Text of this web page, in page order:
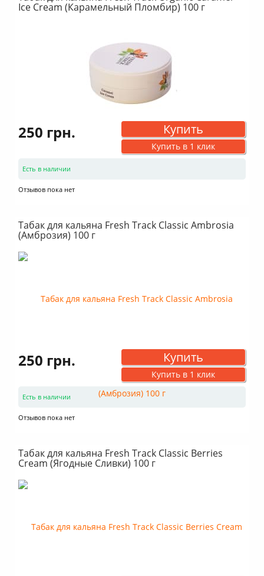
Ice Cream (Карамельный Пломбир) 100 г
250 грн. Купить
Купить в 1 клик
Есть в наличии
Отзывов пока нет
Табак для кальяна Fresh Track Classic Ambrosia
(Амброзия) 100 г
250 грн. Купить
Купить в 1 клик
Есть в наличии
Отзывов пока нет
Табак для кальяна Fresh Track Classic Berries
Cream (Ягодные Сливки) 100 г